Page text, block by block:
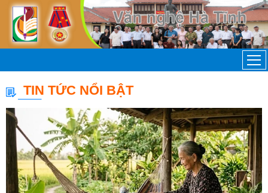
TIN TỨC NỔI BẬT